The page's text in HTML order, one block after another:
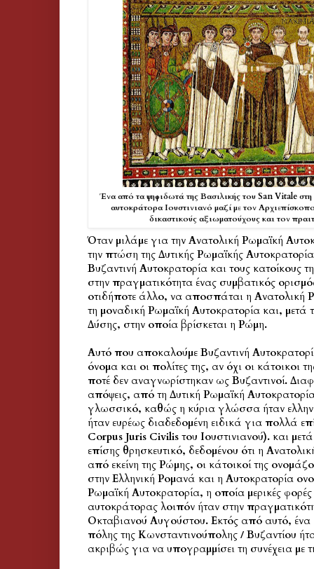
Ένα από τα ψηφιδωτά της Βασιλικής του San Vitale
αυτοκράτορα Ιουστινιανό μαζί με τον
δικαστικούς αξιωματούχους και τον
Όταν μιλάμε για την Ανατολική Ρωμαϊκή
την πτώση της Δυτικής Ρωμαϊκής
Βυζαντινή Αυτοκρατορία και τους κατοίκους
στην πραγματικότητα ένας συμβατικός
οτιδήποτε άλλο, να αποσπάται η Ανατολική
τη μοναδική Ρωμαϊκή Αυτοκρατορία και, μετά
Δύσης, στην οποία βρίσκεται η Ρώμη.
Αυτό που αποκαλούμε Βυζαντινή
όνομα και οι πολίτες της, αν όχι οι κάτοικοι
ποτέ δεν αναγνωρίστηκαν ως Βυζαντινοί.
απόψεις, από τη Δυτική Ρωμαϊκή
γλωσσικό, καθώς η κύρια γλώσσα ήταν
ήταν ευρέως διαδεδομένη ειδικά για πολλά
Corpus Juris Civilis του Ιουστινιανού). και
επίσης θρησκευτικό, δεδομένου ότι η
από εκείνη της Ρώμης, οι κάτοικοί της
στην Ελληνική Ρομανά και η Αυτοκρατορία
Ρωμαϊκή Αυτοκρατορία, η οποία μερικές
αυτοκράτορας λοιπόν ήταν στην
Οκταβιανού Αυγούστου. Εκτός από αυτό,
πόλης της Κωνσταντινούπολης / Βυζαντίου
ακριβώς για να υπογραμμίσει τη συνέχεια με